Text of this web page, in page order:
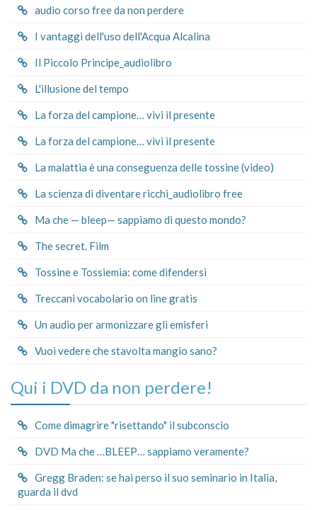
audio corso free da non perdere
I vantaggi dell'uso dell'Acqua Alcalina
Il Piccolo Principe_audiolibro
L'illusione del tempo
La forza del campione… vivi il presente
La forza del campione… vivi il presente
La malattia è una conseguenza delle tossine (video)
La scienza di diventare ricchi_audiolibro free
Ma che — bleep— sappiamo di questo mondo?
The secret. Film
Tossine e Tossiemia: come difendersi
Treccani vocabolario on line gratis
Un audio per armonizzare gli emisferi
Vuoi vedere che stavolta mangio sano?
Qui i DVD da non perdere!
Come dimagrire "risettando" il subconscio
DVD Ma che …BLEEP… sappiamo veramente?
Gregg Braden: se hai perso il suo seminario in Italia,
guarda il dvd